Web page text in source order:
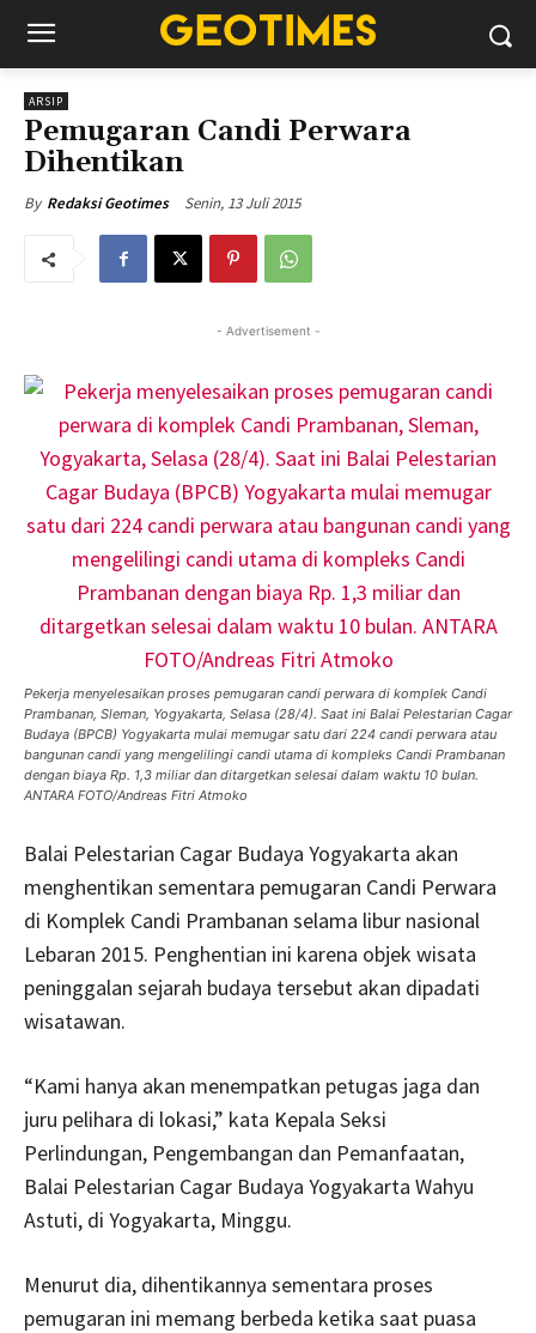
ARSIP
Pemugaran Candi Perwara
Dihentikan
By Redaksi Geotimes Senin, 13 Juli 2015
- Advertisement -
Pekerja menyelesaikan proses pemugaran candi perwara di komplek Candi
Prambanan, Sleman, Yogyakarta, Selasa (28/4). Saat ini Balai Pelestarian Cagar
Budaya (BPCB) Yogyakarta mulai memugar satu dari 224 candi perwara atau
bangunan candi yang mengelilingi candi utama di kompleks Candi Prambanan
dengan biaya Rp. 1,3 miliar dan ditargetkan selesai dalam waktu 10 bulan.
ANTARA FOTO/Andreas Fitri Atmoko
Balai Pelestarian Cagar Budaya Yogyakarta akan
menghentikan sementara pemugaran Candi Perwara
di Komplek Candi Prambanan selama libur nasional
Lebaran 2015. Penghentian ini karena objek wisata
peninggalan sejarah budaya tersebut akan dipadati
wisatawan.
“Kami hanya akan menempatkan petugas jaga dan
juru pelihara di lokasi,” kata Kepala Seksi
Perlindungan, Pengembangan dan Pemanfaatan,
Balai Pelestarian Cagar Budaya Yogyakarta Wahyu
Astuti, di Yogyakarta, Minggu.
Menurut dia, dihentikannya sementara proses
pemugaran ini memang berbeda ketika saat puasa